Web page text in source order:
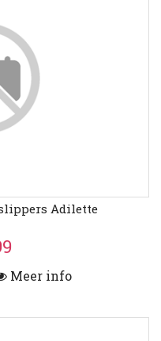
Adilette
Meer info